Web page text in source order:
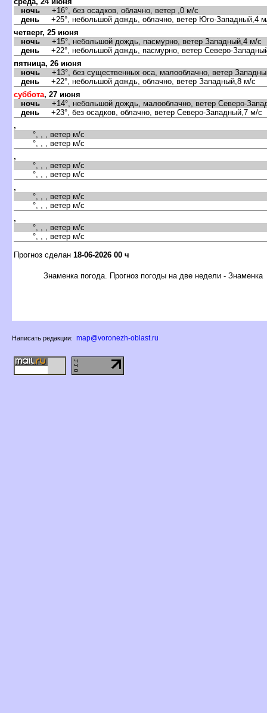
ночь +16°, без осадков, облачно, ветер ,0 м/с
день +25°, небольшой дождь, облачно, ветер Юго-Западный,4
четверг, 25 июня
ночь +15°, небольшой дождь, пасмурно, ветер Западный,4 м/с
день +22°, небольшой дождь, пасмурно, ветер Северо-
пятница, 26 июня
ночь +13°, без существенных оса, малооблачно, ветер
день +22°, небольшой дождь, облачно, ветер Западный,8 м/с
суббота, 27 июня
ночь +14°, небольшой дождь, малооблачно, ветер Северо-
день +23°, без осадков, облачно, ветер Северо-Западный,7 м/с
,
°, , , ветер м/с
°, , , ветер м/с
,
°, , , ветер м/с
°, , , ветер м/с
,
°, , , ветер м/с
°, , , ветер м/с
,
°, , , ветер м/с
°, , , ветер м/с
Прогноз сделан 18-06-2026 00 ч
Знаменка погода. Прогноз погоды на две недели - Знаменка
Написать редакции: map@voronezh-oblast.ru